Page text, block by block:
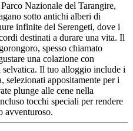
Nazionale del Tarangire,
sotto antichi alberi di
infinite del Serengeti, dove i
destinati a durare una vita. Il
spesso chiamato
una colazione con
selvatica. Il tuo alloggio include i
selezionati appositamente per i
plunge alle cene nella
tocchi speciali per rendere
avventuroso.